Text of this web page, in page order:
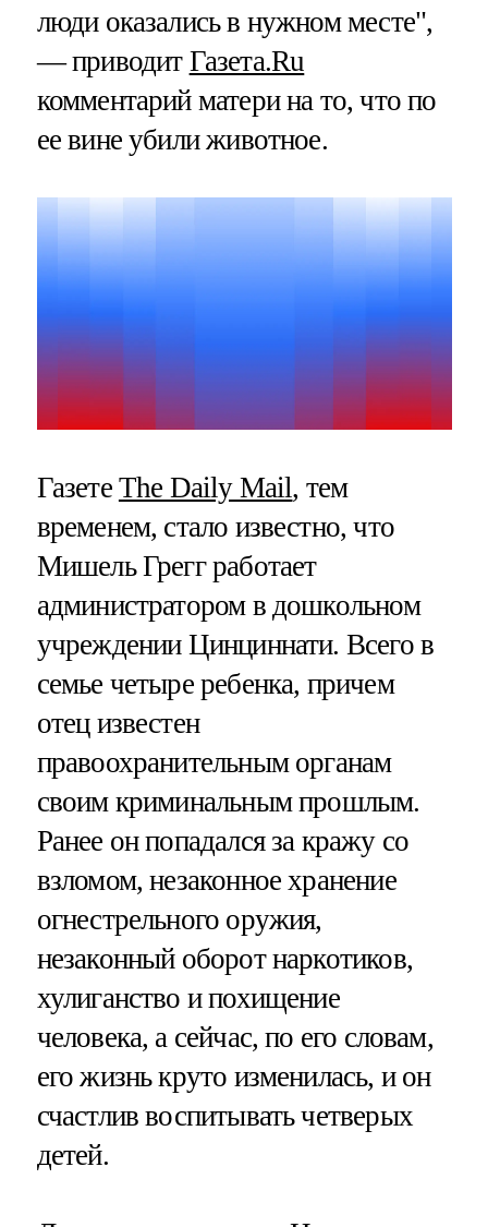
люди оказались в нужном месте",
— приводит Газета.Ru
комментарий матери на то, что по
ее вине убили животное.
Газете The Daily Mail, тем
временем, стало известно, что
Мишель Грегг работает
администратором в дошкольном
учреждении Цинциннати. Всего в
семье четыре ребенка, причем
отец известен
правоохранительным органам
своим криминальным прошлым.
Ранее он попадался за кражу со
взломом, незаконное хранение
огнестрельного оружия,
незаконный оборот наркотиков,
хулиганство и похищение
человека, а сейчас, по его словам,
его жизнь круто изменилась, и он
счастлив воспитывать четверых
детей.